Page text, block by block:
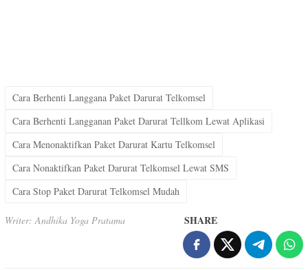
Cara Berhenti Langgana Paket Darurat Telkomsel
Cara Berhenti Langganan Paket Darurat Tellkom Lewat Aplikasi
Cara Menonaktifkan Paket Darurat Kartu Telkomsel
Cara Nonaktifkan Paket Darurat Telkomsel Lewat SMS
Cara Stop Paket Darurat Telkomsel Mudah
Writer: Andhika Yoga Pratama SHARE